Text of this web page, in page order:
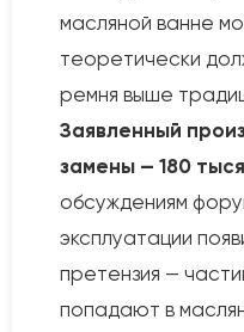
масляной ванне
теоретически
ремня выше
Заявленный
замены — 180
обсуждениям
эксплуатации
претензия —
попадают в